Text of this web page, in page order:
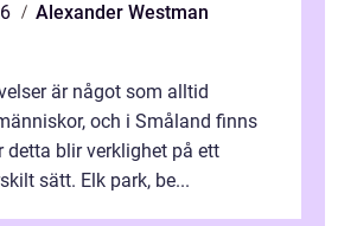
Alexander Westman
är något som alltid
och i Småland finns
detta blir verklighet på ett
sätt. Elk park, be...